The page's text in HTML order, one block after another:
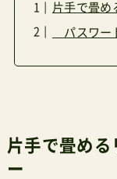
片手で畳め
パスワー
片手で畳め
ー